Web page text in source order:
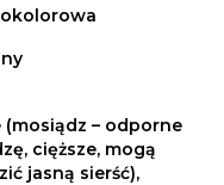
(mosiądz – odporne
cięższe, mogą
jasną sierść),